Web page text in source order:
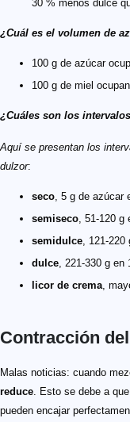
30 % menos dulce
¿Cuál es el volumen de
100 g de azúcar
100 g de miel
¿Cuáles son los
Aquí se presentan los
dulzor:
seco, 5 g de azúcar
semiseco, 51-120 g
semidulce, 121-220
dulce, 221-330 g en
licor de crema,
Contracción
Malas noticias: cuando
reduce. Esto se debe a
pueden encajar